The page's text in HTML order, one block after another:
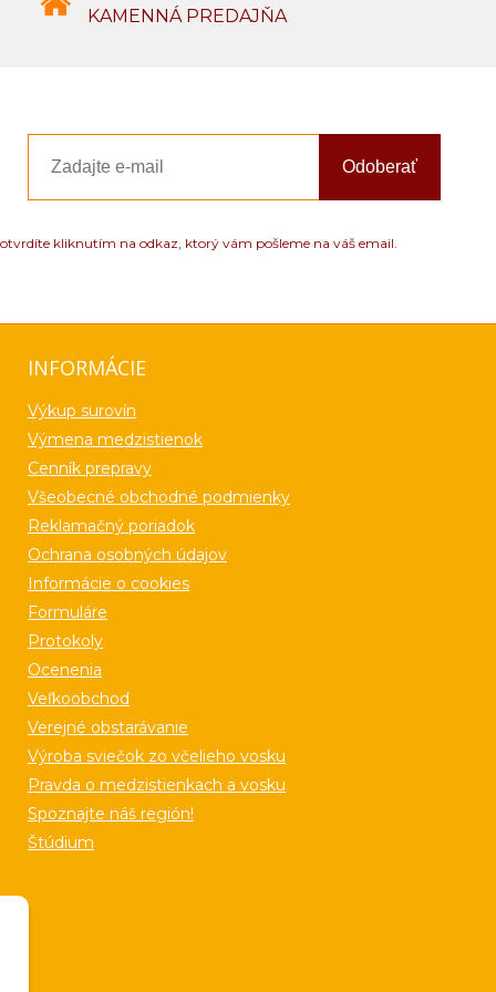
KAMENNÁ PREDAJŇA
Odoberať
kliknutím na odkaz, ktorý vám pošleme na váš email.
INFORMÁCIE
Výkup surovín
Výmena medzistienok
Cenník prepravy
Všeobecné obchodné podmienky
Reklamačný poriadok
Ochrana osobných údajov
Informácie o cookies
Formuláre
Protokoly
Ocenenia
Veľkoobchod
Verejné obstarávanie
Výroba sviečok zo včelieho vosku
Pravda o medzistienkach a vosku
Spoznajte náš región!
Štúdium